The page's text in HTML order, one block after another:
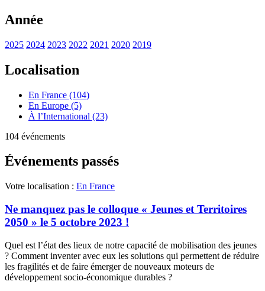
Année
2025 2024 2023 2022 2021 2020 2019
Localisation
En France (104)
En Europe (5)
À l’International (23)
104 événements
Événements passés
Votre localisation : En France
Ne manquez pas le colloque « Jeunes et Territoires
2050 » le 5 octobre 2023 !
Quel est l’état des lieux de notre capacité de mobilisation des jeunes
? Comment inventer avec eux les solutions qui permettent de réduire
les fragilités et de faire émerger de nouveaux moteurs de
développement socio-économique durables ?